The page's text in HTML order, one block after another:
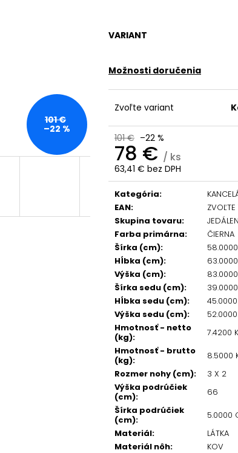
VARIANT
Možnosti doručenia
Zvoľte variant
101 € –22 %
78 € / ks
63,41 € bez DPH
Jednotková
cena:
Kategória:
EAN:
Skupina tovaru:
Farba primárna:
ČIERNA
Šírka (cm):
Hĺbka (cm):
Výška (cm):
Šírka sedu (cm):
Hĺbka sedu (cm):
Výška sedu (cm):
Hmotnosť - netto
(kg):
7.4200
Hmotnosť - brutto
(kg):
8.5000
Rozmer nohy (cm):
3 X 2
Výška podrúčiek
(cm):
66
Šírka podrúčiek
(cm):
5.0000
Materiál:
LÁTKA
Materiál nôh:
KOV
101 €
–22 %